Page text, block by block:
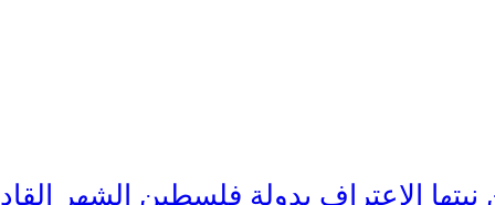
نيتها الاعتراف بدولة فلسطين الشهر